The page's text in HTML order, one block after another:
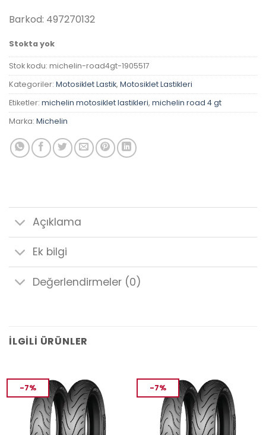
Barkod: 497270132
Stokta yok
Stok kodu: michelin-road4gt-1905517
Kategoriler: Motosiklet Lastik, Motosiklet Lastikleri
Etiketler: michelin motosiklet lastikleri, michelin road 4 gt
Marka: Michelin
Açıklama
Ek bilgi
Değerlendirmeler (0)
İLGILI ÜRÜNLER
-7% -7%